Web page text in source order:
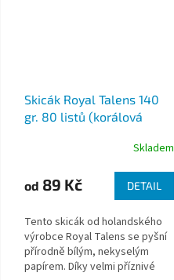
Skicák Royal Talens 140
gr. 80 listů (korálová
Skladem
od 89 Kč DETAIL
Tento skicák od holandského
výrobce Royal Talens se pyšní
přírodně bílým, nekyselým
papírem. Díky velmi příznivé